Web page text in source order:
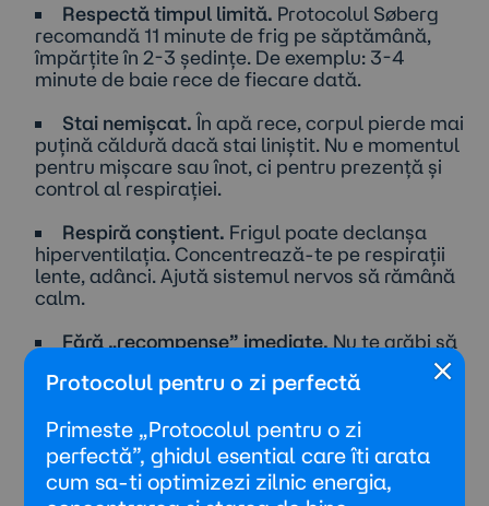
Respectă timpul limită. Protocolul Søberg
recomandă 11 minute de frig pe săptămână,
împărțite în 2-3 ședințe. De exemplu: 3-4
minute de baie rece de fiecare dată.
Stai nemișcat. În apă rece, corpul pierde mai
puțină căldură dacă stai liniștit. Nu e momentul
pentru mișcare sau înot, ci pentru prezență și
control al respirației.
Respiră conștient. Frigul poate declanșa
hiperventilația. Concentrează-te pe respirații
lente, adânci. Ajută sistemul nervos să rămână
calm.
Fără „recompense” imediate. Nu te grăbi să
după. Dr. Søberg insistă că momentul-cheie
începe singur să se încălzească. Asta
antrenează adaptabilitatea.
Fă-o constant. Nu e un gest extrem de
Protocolul pentru o zi perfectă ×
Primeste „Protocolul pentru o zi
perfectă”, ghidul esential care îti arata
cum sa-ti optimizezi zilnic energia,